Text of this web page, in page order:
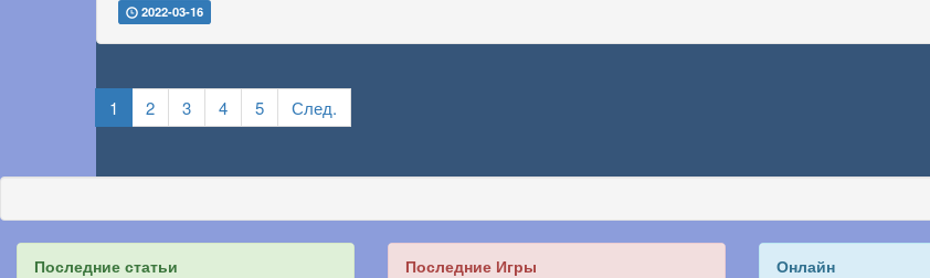
2022-03-16
1 2 3 4 5 След.
Последние статьи Последние Игры Онлайн